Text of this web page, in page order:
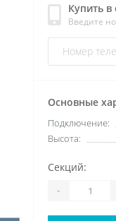
Купить
Введите
Основные
Подключение:
Высота:
Секций:
-